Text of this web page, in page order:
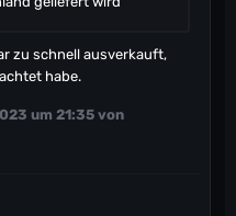
zu schnell ausverkauft,
habe.
um 21:35 von